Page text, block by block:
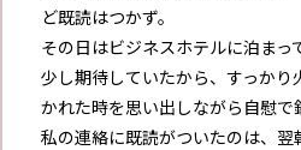
ど既読はつかず。
その日はビジネスホテルに泊まっ
少し期待していたから、すっか
かれた時を思い出しながら自慰で
私の連絡に既読がついたのは、翌